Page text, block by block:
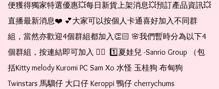
便獲得獨家特選優惠💥每日新貨上架消息💥預訂產品資訊💥
直播最新消息❤️ 💕大家可以按個人卡通喜好加入不同群
組，當然亦歡迎4個群組都加入👏🏻 🌸我們暫時分為以下4
個群組，按連結即可加入 👇🏻  1️⃣夏娃兒 -Sanrio Group （包
括Kitty melody Kuromi PC Sam Xo 水怪 玉桂狗 布甸狗
Twinstars 馬騮仔 大口仔 Keroppi 鴨仔 cherrychums